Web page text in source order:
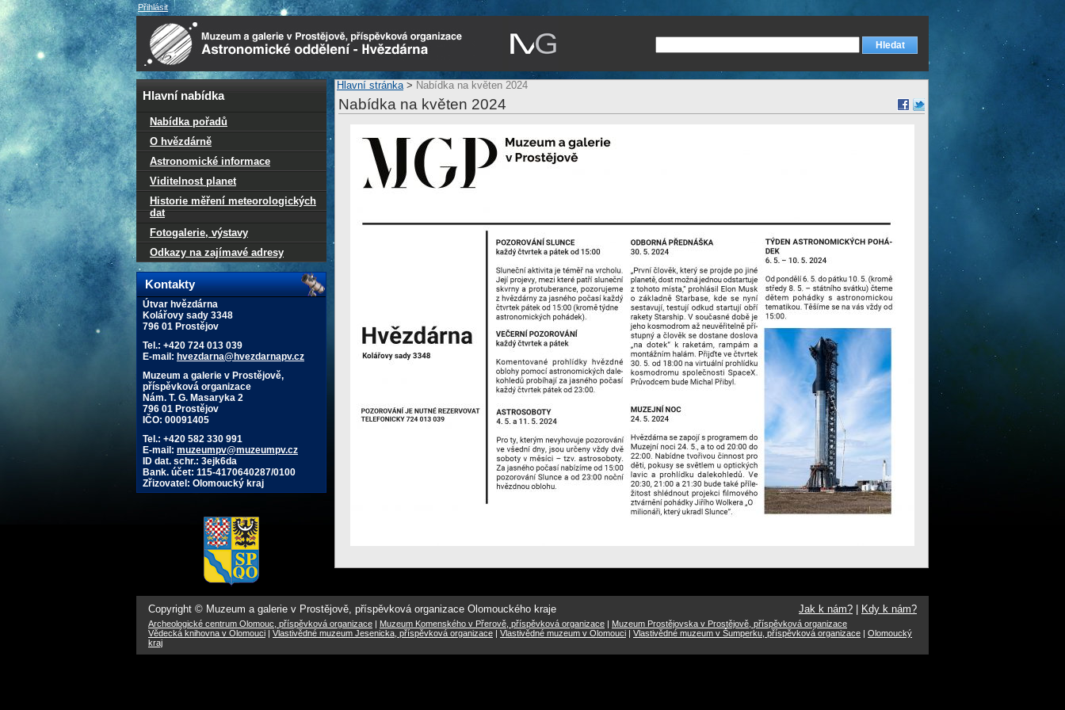
Hlavní nabídka
Nabídka pořadů
O hvězdárně
Astronomické informace
Viditelnost planet
Historie měření meteorologických
dat
Fotogalerie, výstavy
Odkazy na zajímavé adresy
Kontakty
Útvar hvězdárna
Kolářovy sady 3348
796 01 Prostějov
Tel.: +420 724 013 039
E-mail: hvezdarna@hvezdarnapv.cz
Muzeum a galerie v Prostějově,
příspěvková organizace
Nám. T. G. Masaryka 2
796 01 Prostějov
IČO: 00091405
Tel.: +420 582 330 991
E-mail: muzeumpv@muzeumpv.cz
ID dat. schr.: 3ejk6da
Bank. účet: 115-4170640287/0100
Zřizovatel: Olomoucký kraj
Hlavní stránka> Nabídka na květen 2024
Nabídka na květen 2024
Copyright © Muzeum a galerie v Prostějově, příspěvková organizace Olomouckého kraje Jak k nám? Kdy k nám?
Archeologické centrum Olomouc, příspěvková organizace | Muzeum Komenského v Přerově, příspěvková organizace | Muzeum Prostějovska v Prostějově, příspěvková organizace
Vědecká knihovna v Olomouci | Vlastivědné muzeum Jesenicka, příspěvková organizace | Vlastivědné muzeum v Olomouci | Vlastivědné muzeum v Šumperku, příspěvková organizace | Olomoucký
kraj
Přihlásit